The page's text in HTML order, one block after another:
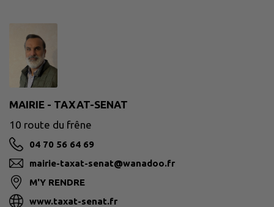
MAIRIE - TAXAT-SENAT
10 route du frêne
04 70 56 64 69
mairie-taxat-senat@wanadoo.fr
M'Y RENDRE
www.taxat-senat.fr